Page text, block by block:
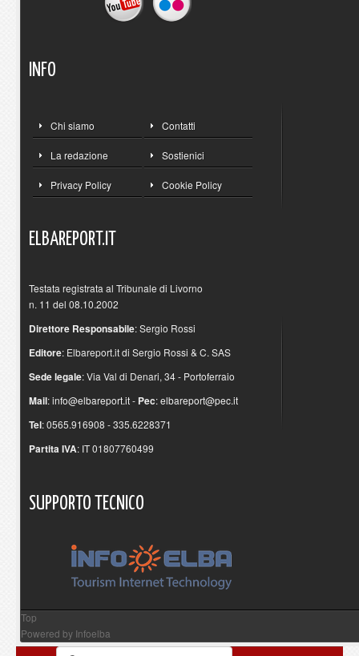
INFO
Chi siamo Contatti
La redazione Sostienici
Privacy Policy Cookie Policy
ELBAREPORT.IT
Testata registrata al Tribunale di Livorno
n. 11 del 08.10.2002
Direttore Responsabile: Sergio Rossi
Editore: Elbareport.it di Sergio Rossi & C. SAS
Sede legale: Via Val di Denari, 34 - Portoferraio
Mail:info@elbareport.it- Pec:elbareport@pec.it
Tel: 0565.916908 - 335.6228371
Partita IVA: IT 01807760499
SUPPORTO TECNICO
Top
Powered by Infoelba